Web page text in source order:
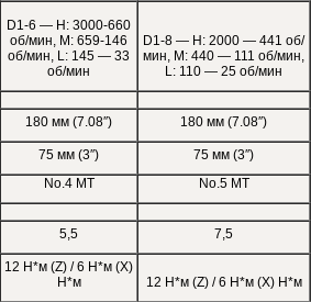
D1-6 — H: 3000-660
об/мин, M: 659-146
об/мин, L: 145 — 33
об/мин
D1-8 — H: 2000 — 441 об/
мин, M: 440 — 111 об/мин,
L: 110 — 25 об/мин
180 мм (7.08″) 180 мм (7.08″)
75 мм (3″) 75 мм (3″)
No.4 MT No.5 MT
5,5 7,5
12 Н*м (Z) / 6 Н*м (X)
Н*м
12 Н*м (Z) / 6 Н*м (X) Н*м